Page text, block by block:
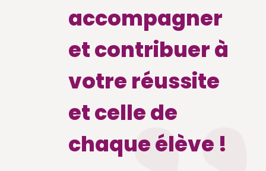
accompagner
et contribuer à
votre réussite
et celle de
chaque élève !